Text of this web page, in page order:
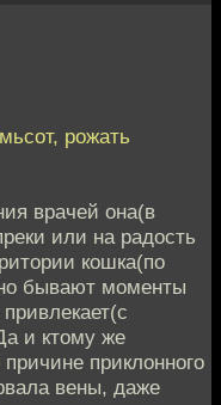
рожать
врачей она(в
или на радость
кошка(по
бывают моменты
и ктому же
приклонного
вены, даже